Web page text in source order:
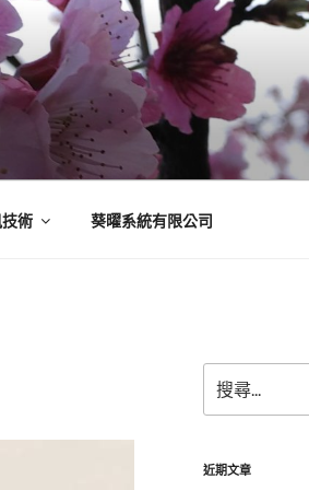
術 葵曜系統有限公司
尋
關
字:
近期文章